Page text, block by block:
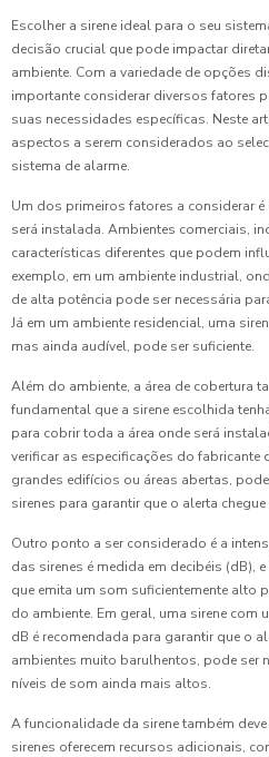
Escolher a sirene ideal para o seu
decisão crucial que pode impactar
ambiente. Com a variedade de opções
importante considerar diversos fatores
suas necessidades específicas. Neste
aspectos a serem considerados ao
sistema de alarme.
Um dos primeiros fatores a considerar
será instalada. Ambientes comerciais,
características diferentes que podem
exemplo, em um ambiente industrial,
de alta potência pode ser necessária
Já em um ambiente residencial, uma
mas ainda audível, pode ser suficiente.
Além do ambiente, a área de cobertura
fundamental que a sirene escolhida
para cobrir toda a área onde será
verificar as especificações do fabricante
grandes edifícios ou áreas abertas,
sirenes para garantir que o alerta
Outro ponto a ser considerado é a
das sirenes é medida em decibéis (dB),
que emita um som suficientemente alto
do ambiente. Em geral, uma sirene com
dB é recomendada para garantir que o
ambientes muito barulhentos, pode ser
níveis de som ainda mais altos.
A funcionalidade da sirene também
sirenes oferecem recursos adicionais,